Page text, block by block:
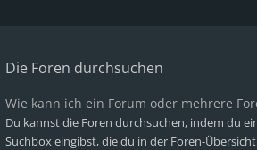
Die Foren durchsuchen
Wie kann ich ein Forum oder mehrere
Du kannst die Foren durchsuchen, indem du
Suchbox eingibst, die du in der Foren-